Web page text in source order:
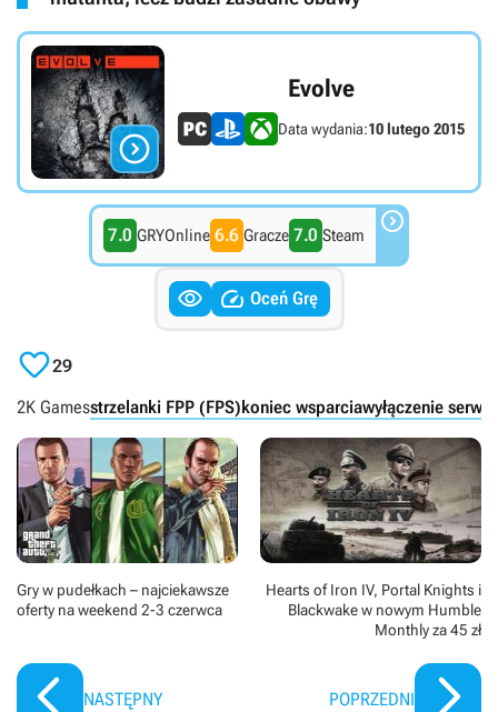

Evolve
Data wydania:10 lutego 2015
7.0 GRYOnline 6.6 Gracze 7.0 Steam 
  Oceń Grę
29
2K Gamesstrzelanki FPP (FPS)koniec wsparciawyłączenie
Gry w pudełkach – najciekawsze
oferty na weekend 2-3 czerwca
NASTĘPNY
Hearts of Iron IV, Portal Knights i
Blackwake w nowym Humble
Monthly za 45 zł
POPRZEDNI